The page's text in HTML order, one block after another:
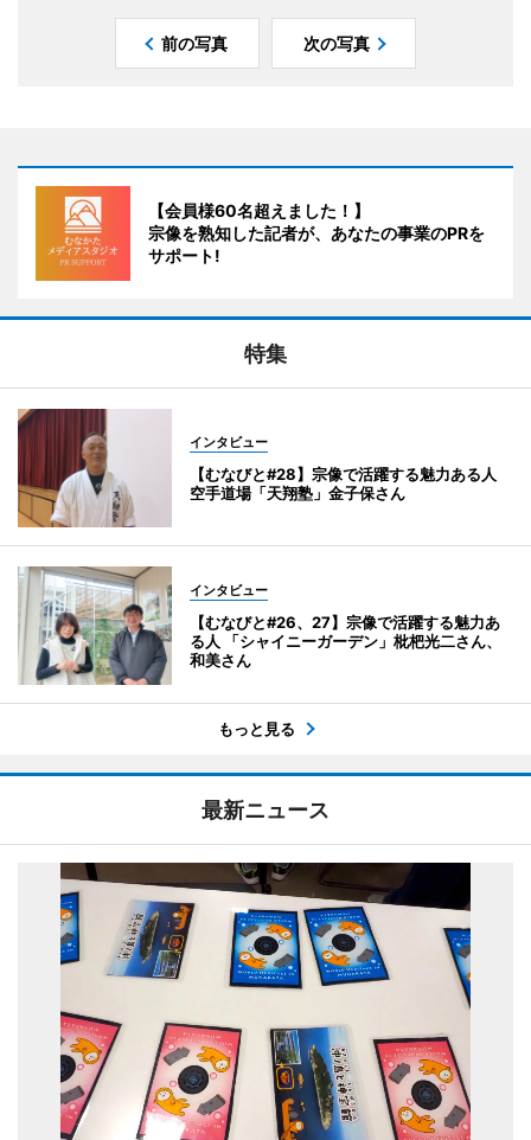
前の写真 次の写真
【会員様60名超えました！】
宗像を熟知した記者が、あなたの事業のPRを
サポート!
特集
インタビュー
【むなびと#28】宗像で活躍する魅力ある人
空手道場「天翔塾」金子保さん
インタビュー
【むなびと#26、27】宗像で活躍する魅力あ
る人 「シャイニーガーデン」枇杷光二さん、
和美さん
もっと見る
最新ニュース